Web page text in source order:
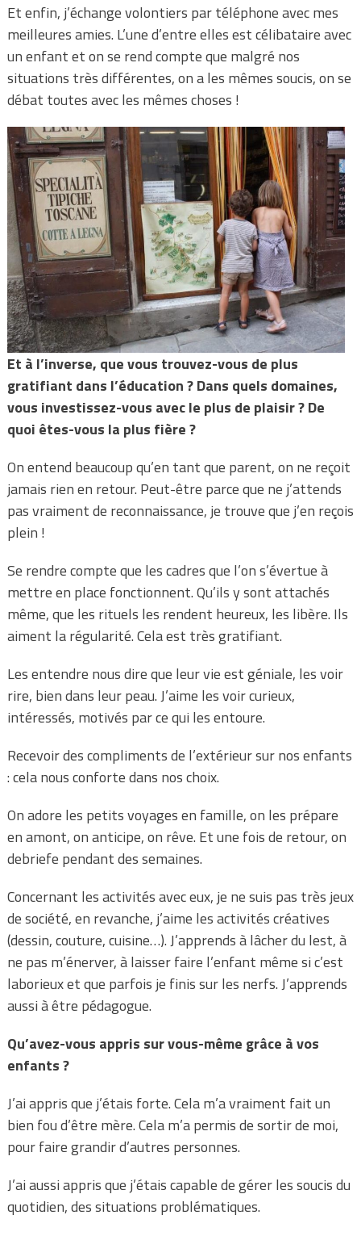
Et enfin, j’échange volontiers par téléphone avec mes
meilleures amies. L’une d’entre elles est célibataire avec
un enfant et on se rend compte que malgré nos
situations très différentes, on a les mêmes soucis, on se
débat toutes avec les mêmes choses !
Et à l’inverse, que vous trouvez-vous de plus
gratifiant dans l’éducation ? Dans quels domaines,
vous investissez-vous avec le plus de plaisir ? De
quoi êtes-vous la plus fière ?
On entend beaucoup qu’en tant que parent, on ne reçoit
jamais rien en retour. Peut-être parce que ne j’attends
pas vraiment de reconnaissance, je trouve que j’en reçois
plein !
Se rendre compte que les cadres que l’on s’évertue à
mettre en place fonctionnent. Qu’ils y sont attachés
même, que les rituels les rendent heureux, les libère. Ils
aiment la régularité. Cela est très gratifiant.
Les entendre nous dire que leur vie est géniale, les voir
rire, bien dans leur peau. J’aime les voir curieux,
intéressés, motivés par ce qui les entoure.
Recevoir des compliments de l’extérieur sur nos enfants
: cela nous conforte dans nos choix.
On adore les petits voyages en famille, on les prépare
en amont, on anticipe, on rêve. Et une fois de retour, on
debriefe pendant des semaines.
Concernant les activités avec eux, je ne suis pas très jeux
de société, en revanche, j’aime les activités créatives
(dessin, couture, cuisine…). J’apprends à lâcher du lest, à
ne pas m’énerver, à laisser faire l’enfant même si c’est
laborieux et que parfois je finis sur les nerfs. J’apprends
aussi à être pédagogue.
Qu’avez-vous appris sur vous-même grâce à vos
enfants ?
J’ai appris que j’étais forte. Cela m’a vraiment fait un
bien fou d’être mère. Cela m’a permis de sortir de moi,
pour faire grandir d’autres personnes.
J’ai aussi appris que j’étais capable de gérer les soucis du
quotidien, des situations problématiques.